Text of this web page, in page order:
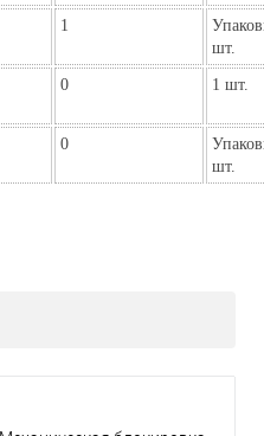
1
шт.
0 1 шт.
0
шт.